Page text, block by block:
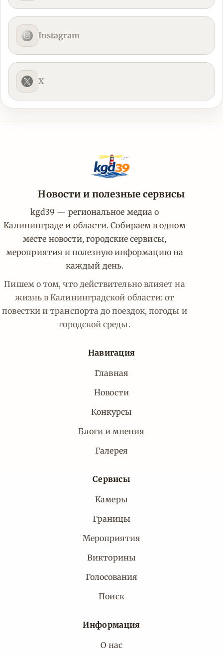
Instagram
X
Новости и полезные сервисы
kgd39 — региональное медиа о
Калининграде и области. Собираем в одном
месте новости, городские сервисы,
мероприятия и полезную информацию на
каждый день.
Пишем о том, что действительно влияет на
жизнь в Калининградской области: от
повестки и транспорта до поездок, погоды и
городской среды.
Навигация
Главная
Новости
Конкурсы
Блоги и мнения
Галерея
Сервисы
Камеры
Границы
Мероприятия
Викторины
Голосования
Поиск
Информация
О нас